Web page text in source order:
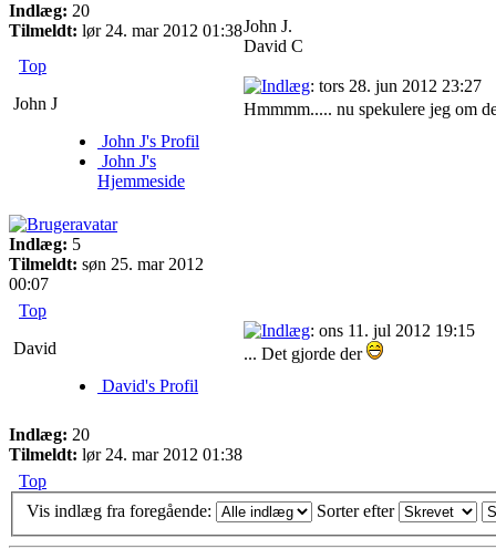
Indlæg: 20
Tilmeldt: lør 24. mar 2012 01:38John J.
David C
Top
John J
John J's Profil
John J's
Hjemmeside
Indlæg: 5
Tilmeldt: søn 25. mar 2012
00:07
: tors 28. jun 2012 23:27
Hmmmm..... nu spekulere jeg om
Top
David
David's Profil
Indlæg: 20
Tilmeldt: lør 24. mar 2012 01:38
: ons 11. jul 2012 19:15
... Det gjorde der
Top
Vis indlæg fra foregående:
Sorter efter